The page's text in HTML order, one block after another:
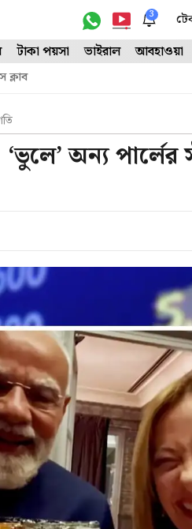
3
টাকা পয়সা ভাইরাল আবহাওয়া
ক্লাব
অন্য পার্লের